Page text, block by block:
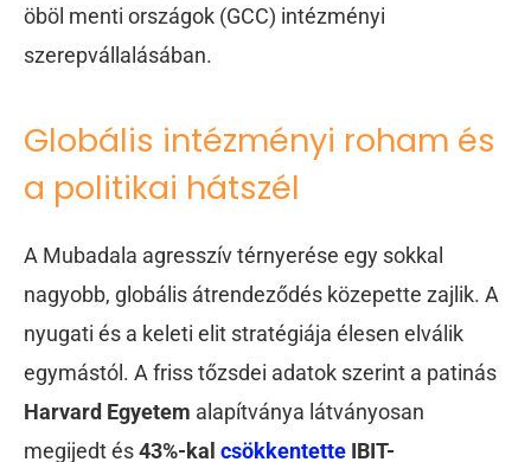
öböl menti országok (GCC) intézményi
szerepvállalásában.
Globális intézményi roham és
a politikai hátszél
A Mubadala agresszív térnyerése egy sokkal
nagyobb, globális átrendeződés közepette zajlik. A
nyugati és a keleti elit stratégiája élesen elválik
egymástól. A friss tőzsdei adatok szerint a patinás
Harvard Egyetem alapítványa látványosan
megijedt és43%-kal csökkentette IBIT-